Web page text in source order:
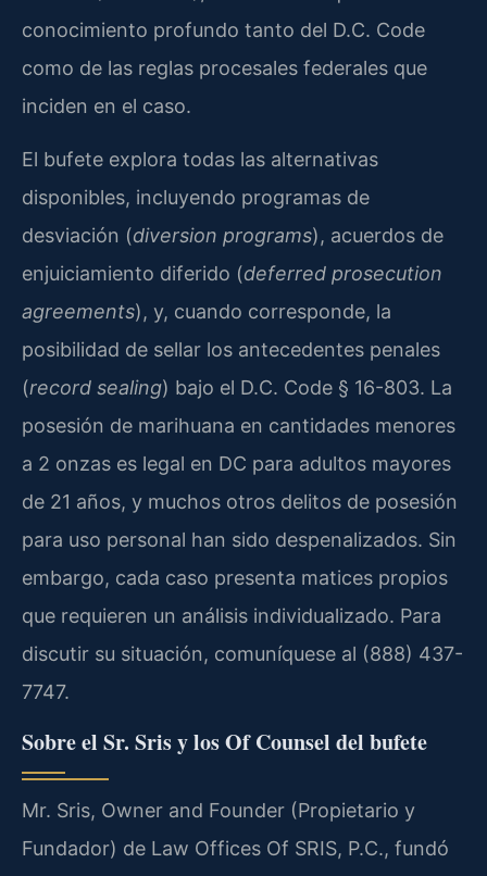
conocimiento profundo tanto del D.C. Code
como de las reglas procesales federales que
inciden en el caso.
El bufete explora todas las alternativas
disponibles, incluyendo programas de
desviación (diversion programs), acuerdos de
enjuiciamiento diferido (deferred prosecution
agreements), y, cuando corresponde, la
posibilidad de sellar los antecedentes penales
(record sealing) bajo el D.C. Code § 16-803. La
posesión de marihuana en cantidades menores
a 2 onzas es legal en DC para adultos mayores
de 21 años, y muchos otros delitos de posesión
para uso personal han sido despenalizados. Sin
embargo, cada caso presenta matices propios
que requieren un análisis individualizado. Para
discutir su situación, comuníquese al (888) 437-
7747.
Sobre el Sr. Sris y los Of Counsel del bufete
Mr. Sris, Owner and Founder (Propietario y
Fundador) de Law Offices Of SRIS, P.C., fundó